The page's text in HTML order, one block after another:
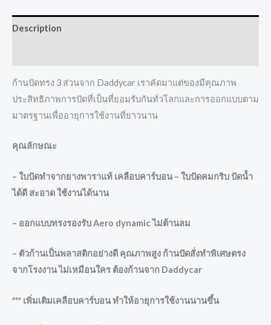
Description
ก้านปัดทรง 3 ส่วนจาก Daddycar เราคัดมาแต่ของมีคุณภาพ
ประสิทธิภาพการปัดที่เป็นที่ยอมรับกันทั่วโลกและการออกแบบตาม
มาตรฐานเพื่ออายุการใช้งานที่ยาวนาน
คุณลักษณะ
– ใบปัดทำจากยางพาราแท้ เคลือบคาร์บอน – ใบปัดคมกริบ ปัดน้ำ
ได้ดี สะอาด ใช้งานได้นาน
– ออกแบบทรงรองรับ Aero dynamic ไม่ต้านลม
– ตัวก้านเป็นพลาสติกอย่างดี คุณภาพสูง ก้านปัดสั่งทำพิเศษตรง
จากโรงงาน ไม่เหมือนใคร ต้องก้านจาก Daddycar
*** เพิ่มเติมเคลือบคาร์บอน ทำให้อายุการใช้งานนานขึ้น